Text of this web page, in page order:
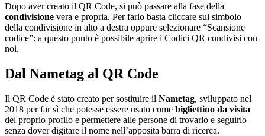
Dopo aver creato il QR Code, si può passare alla fase della
condivisione vera e propria. Per farlo basta cliccare sul simbolo
della condivisione in alto a destra oppure selezionare “Scansione
codice”: a questo punto è possibile aprire i Codici QR condivisi con
noi.
Dal Nametag al QR Code
Il QR Code è stato creato per sostituire il Nametag, sviluppato nel
2018 per far sì che potesse essere usato come bigliettino da visita
del proprio profilo e permettere alle persone di trovarlo e seguirlo
senza dover digitare il nome nell’apposita barra di ricerca.